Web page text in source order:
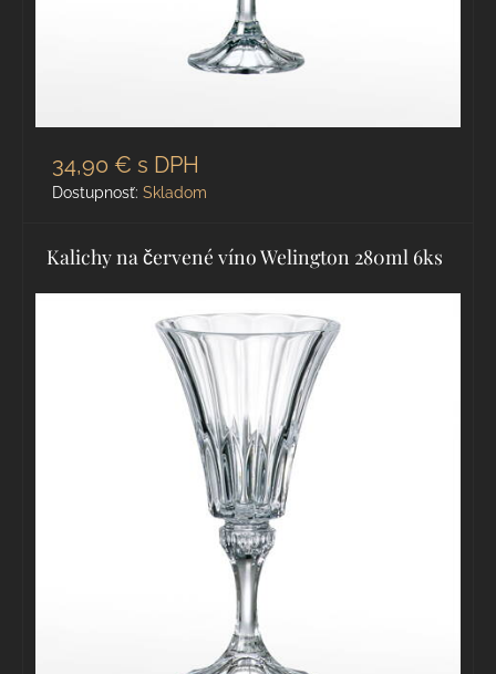
34,90 € s DPH
Dostupnosť: Skladom
Kalichy na červené víno Welington 280ml 6ks